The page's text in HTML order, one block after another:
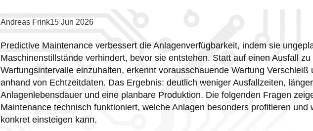
Posted
Andreas Frink15 Jun 2026
Predictive Maintenance verbessert die Anlagenverfügbarkeit, indem sie
Maschinenstillstände verhindert, bevor sie entstehen. Statt auf einen Ausfall
Wartungsintervalle einzuhalten, erkennt vorausschauende Wartung Verschleiß
anhand von Echtzeitdaten. Das Ergebnis: deutlich weniger Ausfallzeiten,
Anlagenlebensdauer und eine planbare Produktion. Die folgenden Fragen
Maintenance technisch funktioniert, welche Anlagen besonders profitieren und
konkret einsteigen kann.